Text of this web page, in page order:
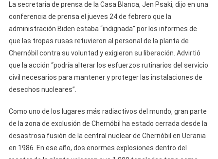
La secretaria de prensa de la Casa Blanca, Jen Psaki, dijo en una
conferencia de prensa el jueves 24 de febrero que la
administración Biden estaba “indignada” por los informes de
que las tropas rusas retuvieron al personal de la planta de
Chernóbil contra su voluntad y exigieron su liberación. Advirtió
que la acción “podría alterar los esfuerzos rutinarios del servicio
civil necesarios para mantener y proteger las instalaciones de
desechos nucleares”.
Como uno de los lugares más radiactivos del mundo, gran parte
de la zona de exclusión de Chernóbil ha estado cerrada desde la
desastrosa fusión de la central nuclear de Chernóbil en Ucrania
en 1986. En ese año, dos enormes explosiones dentro del